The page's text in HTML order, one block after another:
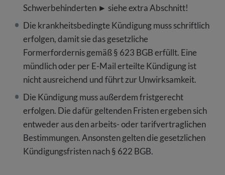
Schwerbehinderten ► siehe extra Abschnitt!
Die krankheitsbedingte Kündigung muss schriftlich
erfolgen, damit sie das gesetzliche
Formerfordernis gemäß § 623 BGB erfüllt. Eine
mündlich oder per E-Mail erteilte Kündigung ist
nicht ausreichend und führt zur Unwirksamkeit.
Die Kündigung muss außerdem fristgerecht
erfolgen. Die dafür geltenden Fristen ergeben sich
entweder aus den arbeits- oder tarifvertraglichen
Bestimmungen. Ansonsten gelten die gesetzlichen
Kündigungsfristen nach § 622 BGB.